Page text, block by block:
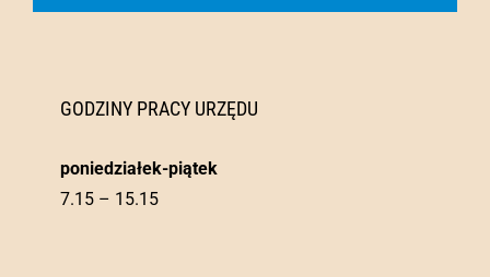
GODZINY PRACY URZĘDU
poniedziałek-piątek
7.15 – 15.15